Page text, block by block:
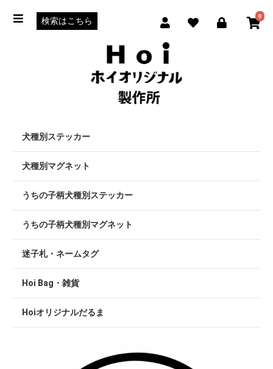
0
犬種別ステッカー
犬種別マグネット
うちの子柄犬種別ステッカー
うちの子柄犬種別マグネット
迷子札・ネームタグ
Hoi Bag・雑貨
Hoiオリジナルだるま